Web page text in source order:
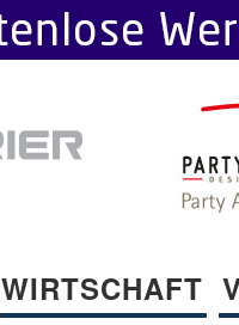
WIRTSCHAFT